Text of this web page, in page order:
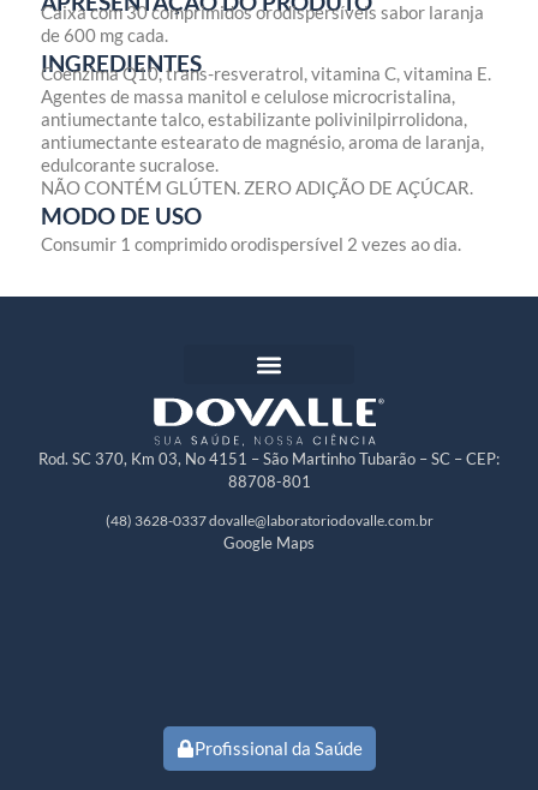
Caixa com 30 comprimidos orodispersíveis sabor laranja
de 600 mg cada.
INGREDIENTES
Coenzima Q10, trans-resveratrol, vitamina C, vitamina E.
Agentes de massa manitol e celulose microcristalina,
antiumectante talco, estabilizante polivinilpirrolidona,
antiumectante estearato de magnésio, aroma de laranja,
edulcorante sucralose.
NÃO CONTÉM GLÚTEN. ZERO ADIÇÃO DE AÇÚCAR.
MODO DE USO
Consumir 1 comprimido orodispersível 2 vezes ao dia.
Rod. SC 370, Km 03, No 4151 – São Martinho Tubarão – SC – CEP:
88708-801
(48) 3628-0337dovalle@laboratoriodovalle.com.br
Google Maps
Profissional da Saúde